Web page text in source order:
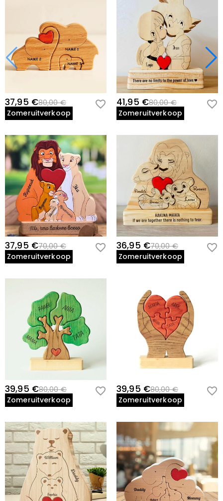
37,95 €80,00 €
Zomeruitverkoop
41,95 €80,00 €
Zomeruitverkoop
37,95 €70,00 €
Zomeruitverkoop
36,95 €70,00 €
Zomeruitverkoop
39,95 €80,00 €
Zomeruitverkoop
39,95 €80,00 €
Zomeruitverkoop